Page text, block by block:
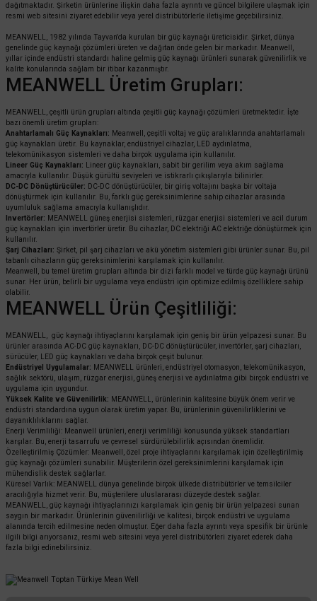
dağıtmaktadır. Şirketin ürünlerine ilişkin daha fazla ayrıntı ve güncel bilgilere ulaşmak için
resmi web sitesini ziyaret edebilir veya yerel distribütörlerle iletişime geçebilirsiniz.
MEANWELL, 1982 yılında Tayvan'da kurulan bir güç kaynağı üreticisidir. Şirket, dünya
genelinde güç kaynağı çözümleri üreten ve dağıtan önde gelen bir markadır. Meanwell,
yıllar içinde endüstri standardı haline gelmiş güç kaynağı ürünleri sunarak güvenilirlik ve
kalite konularında sağlam bir itibar kazanmıştır.
MEANWELL Üretim Grupları:
MEANWELL, çeşitli ürün grupları altında çeşitli güç kaynağı çözümleri üretmektedir. İşte
bazı önemli üretim grupları:
Anahtarlamalı Güç Kaynakları: Meanwell, çeşitli voltaj ve güç aralıklarında anahtarlamalı
güç kaynakları üretir. Bu kaynaklar, endüstriyel cihazlar, LED aydınlatma,
telekomünikasyon sistemleri ve daha birçok uygulama için kullanılır.
Lineer Güç Kaynakları: Lineer güç kaynakları, sabit bir gerilim veya akım sağlama
amacıyla kullanılır. Düşük gürültü seviyeleri ve istikrarlı çıkışlarıyla bilinirler.
DC-DC Dönüştürücüler: DC-DC dönüştürücüler, bir giriş voltajını başka bir voltaja
dönüştürmek için kullanılır. Bu, farklı güç gereksinimlerine sahip cihazlar arasında
uyumluluk sağlama amacıyla kullanışlıdır.
Invertörler: MEANWELL güneş enerjisi sistemleri, rüzgar enerjisi sistemleri ve acil durum
güç kaynakları için invertörler üretir. Bu cihazlar, DC elektriği AC elektriğe dönüştürmek için
kullanılır.
Şarj Cihazları: Şirket, pil şarj cihazları ve akü yönetim sistemleri gibi ürünler sunar. Bu, pil
tabanlı cihazların güç gereksinimlerini karşılamak için kullanılır.
Meanwell, bu temel üretim grupları altında bir dizi farklı model ve türde güç kaynağı ürünü
sunar. Her ürün, belirli bir uygulama veya endüstri için optimize edilmiş özelliklere sahip
olabilir.
MEANWELL Ürün Çeşitliliği:
MEANWELL, güç kaynağı ihtiyaçlarını karşılamak için geniş bir ürün yelpazesi sunar. Bu
ürünler arasında AC-DC güç kaynakları, DC-DC dönüştürücüler, invertörler, şarj cihazları,
sürücüler, LED güç kaynakları ve daha birçok çeşit bulunur.
Endüstriyel Uygulamalar: MEANWELL ürünleri, endüstriyel otomasyon, telekomünikasyon,
sağlık sektörü, ulaşım, rüzgar enerjisi, güneş enerjisi ve aydınlatma gibi birçok endüstri ve
uygulama için uygundur.
Yüksek Kalite ve Güvenilirlik: MEANWELL, ürünlerinin kalitesine büyük önem verir ve
endüstri standardına uygun olarak üretim yapar. Bu, ürünlerinin güvenilirliklerini ve
dayanıklılıklarını sağlar.
Enerji Verimliliği: Meanwell ürünleri, enerji verimliliği konusunda yüksek standartları
karşılar. Bu, enerji tasarrufu ve çevresel sürdürülebilirlik açısından önemlidir.
Özelleştirilmiş Çözümler: Meanwell, özel proje ihtiyaçlarını karşılamak için özelleştirilmiş
güç kaynağı çözümleri sunabilir. Müşterilerin özel gereksinimlerini karşılamak için
mühendislik destek sağlarlar.
Küresel Varlık: MEANWELL dünya genelinde birçok ülkede distribütörler ve temsilciler
aracılığıyla hizmet verir. Bu, müşterilere uluslararası düzeyde destek sağlar.
MEANWELL, güç kaynağı ihtiyaçlarınızı karşılamak için geniş bir ürün yelpazesi sunan
saygın bir markadır. Ürünlerinin güvenilirliği ve kalitesi, birçok endüstri ve uygulama
alanında tercih edilmesine neden olmuştur. Eğer daha fazla ayrıntı veya spesifik bir ürünle
ilgili bilgi arıyorsanız, resmi web sitesini veya yerel distribütörleri ziyaret ederek daha
fazla bilgi edinebilirsiniz.